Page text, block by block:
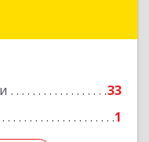
33
1
г, Южная ул,